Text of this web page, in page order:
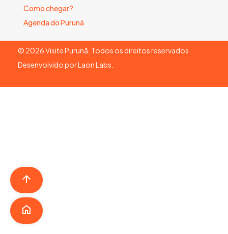
Como chegar?
Agenda do Purunã
© 2026Visite Purunã. Todos os direitos reservados.
Desenvolvido porLaon Labs